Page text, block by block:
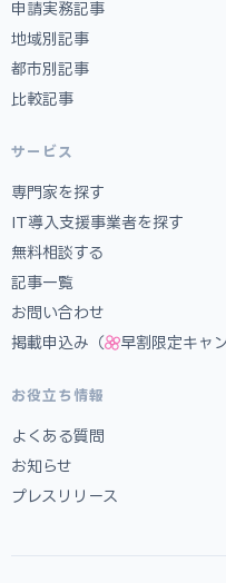
申請実務記事
地域別記事
都市別記事
比較記事
サービス
専門家を探す
IT導入支援事業者を探す
無料相談する
記事一覧
お問い合わせ
掲載申込み（
早割限定キャ
お役立ち情報
よくある質問
お知らせ
プレスリリース